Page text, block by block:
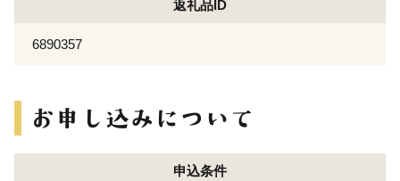
返礼品ID
6890357
申込条件